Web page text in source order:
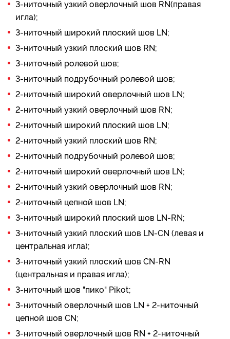
3-ниточный узкий оверлочный шов RN(правая
игла);
3-ниточный широкий плоский шов LN;
3-ниточный узкий плоский шов RN;
3-ниточный ролевой шов;
3-ниточный подрубочный ролевой шов;
2-ниточный широкий оверлочный шов LN;
2-ниточный узкий оверлочный шов RN;
2-ниточный широкий плоский шов LN;
2-ниточный узкий плоский шов RN;
2-ниточный подрубочный ролевой шов;
2-ниточный широкий оверлочный шов LN;
2-ниточный узкий оверлочный шов RN;
2-ниточный цепной шов LN;
3-ниточный широкий плоский шов LN-RN;
3-ниточный узкий плоский шов LN-СN (левая и
центральная игла);
3-ниточный узкий плоский шов СN-RN
(центральная и правая игла);
3-ниточный шов "пико" Pikot;
3-ниточный оверлочный шов LN + 2-ниточный
цепной шов СN;
3-ниточный оверлочный шов RN + 2-ниточный